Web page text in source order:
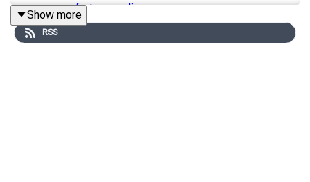
super fort sur ce lien
Show more
RSS